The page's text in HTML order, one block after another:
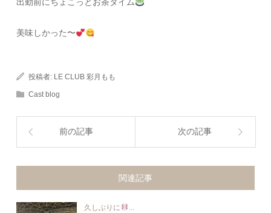
出勤前にちょこっとお茶タイム
美味しかった〜
投稿者: LE CLUB 彩月もも
Cast blog
前の記事 次の記事
関連記事
久しぶりに ...